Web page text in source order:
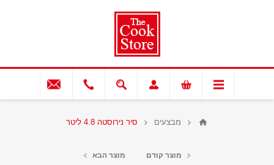
מבצעים סיר נירוסטה 4.8 ליטר
מוצר קודם מוצר הבא